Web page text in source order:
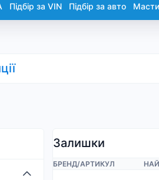
Підбір за VIN Підбір за авто
Залишки
БРЕНД/АРТИКУЛ